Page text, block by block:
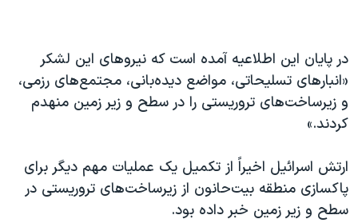
در پایان این اطلاعیه آمده است که نیروهای این لشکر
«انبارهای تسلیحاتی، مواضع دیده‌بانی، مجتمع‌های رزمی،
و زیرساخت‌های تروریستی را در سطح و زیر زمین منهدم
کردند.»
ارتش اسرائیل اخیراً از تکمیل یک عملیات مهم دیگر برای
پاکسازی منطقه بیت‌حانون از زیرساخت‌های تروریستی در
سطح و زیر زمین خبر داده بود.